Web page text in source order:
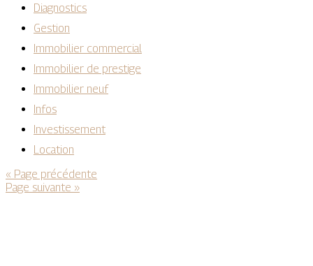
Diagnostics
Gestion
Immobilier commercial
Immobilier de prestige
Immobilier neuf
Infos
Investissement
Location
« Page précédente
Page suivante »